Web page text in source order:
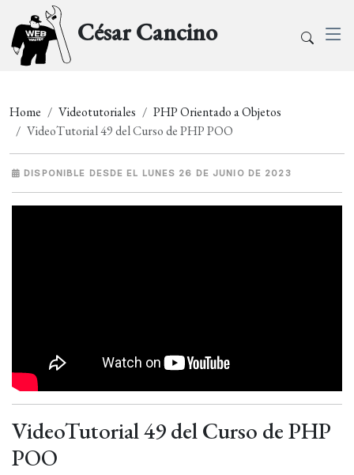
César Cancino
Home Videotutoriales
PHP Orientado a Objetos
VideoTutorial 49 del Curso de PHP POO
DISPONIBLE DESDE EL LUNES 26 DE JUNIO DE 2023
VideoTutorial 49 del Curso de PHP
POO